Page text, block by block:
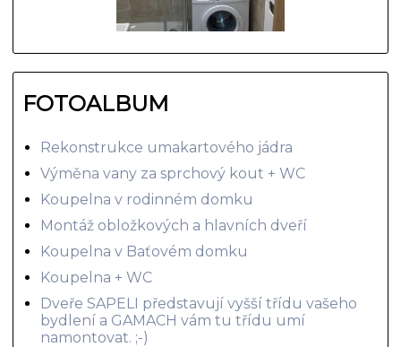
FOTOALBUM
Rekonstrukce umakartového jádra
Výměna vany za sprchový kout + WC
Koupelna v rodinném domku
Montáž obložkových a hlavních dveří
Koupelna v Baťovém domku
Koupelna + WC
Dveře SAPELI představují vyšší třídu vašeho
bydlení a GAMACH vám tu třídu umí
namontovat. ;-)